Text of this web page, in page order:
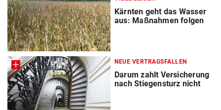
Kärnten geht das Wasser
aus: Maßnahmen folgen
NEUE VERTRAGSFALLEN
Darum zahlt Versicherung
nach Stiegensturz nicht